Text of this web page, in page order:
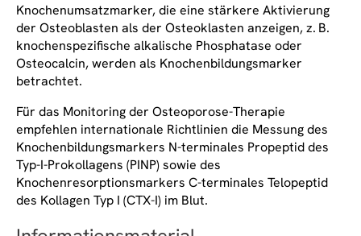
Knochenumsatzmarker, die eine stärkere Aktivierung
der Osteoblasten als der Osteoklasten anzeigen, z. B.
knochenspezifische alkalische Phosphatase oder
Osteocalcin, werden als Knochenbildungsmarker
betrachtet.
Für das Monitoring der Osteoporose-Therapie
empfehlen internationale Richtlinien die Messung des
Knochenbildungsmarkers N-terminales Propeptid des
Typ-I-Prokollagens (PINP) sowie des
Knochenresorptionsmarkers C-terminales Telopeptid
des Kollagen Typ I (CTX-I) im Blut.